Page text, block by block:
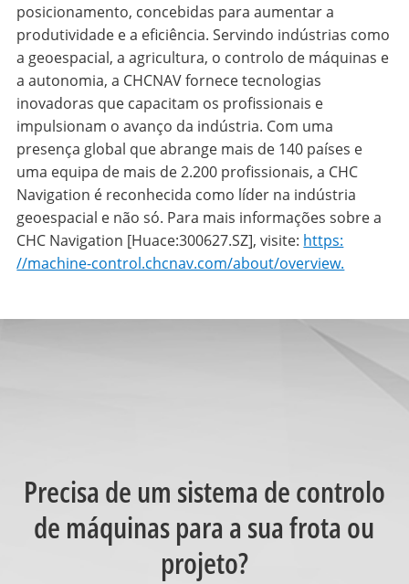
posicionamento, concebidas para aumentar a
produtividade e a eficiência. Servindo indústrias como
a geoespacial, a agricultura, o controlo de máquinas e
a autonomia, a CHCNAV fornece tecnologias
inovadoras que capacitam os profissionais e
impulsionam o avanço da indústria. Com uma
presença global que abrange mais de 140 países e
uma equipa de mais de 2.200 profissionais, a CHC
Navigation é reconhecida como líder na indústria
geoespacial e não só. Para mais informações sobre a
CHC Navigation [Huace:300627.SZ], visite: https:
//machine-control.chcnav.com/about/overview.
Precisa de um sistema de controlo
de máquinas para a sua frota ou
projeto?